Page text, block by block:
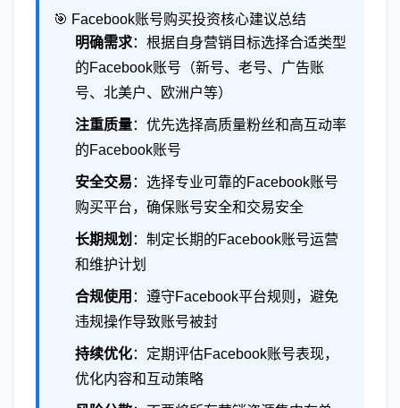
🎯 Facebook账号购买投资核心建议总结
明确需求：根据自身营销目标选择合适类型
的Facebook账号（新号、老号、广告账
号、北美户、欧洲户等）
注重质量：优先选择高质量粉丝和高互动率
的Facebook账号
安全交易 ：选择专业可靠的Facebook账号
购买平台，确保账号安全和交易安全
长期规划 ：制定长期的Facebook账号运营
和维护计划
合规使用 ：遵守Facebook平台规则，避免
违规操作导致账号被封
持续优化：定期评估Facebook账号表现，
优化内容和互动策略